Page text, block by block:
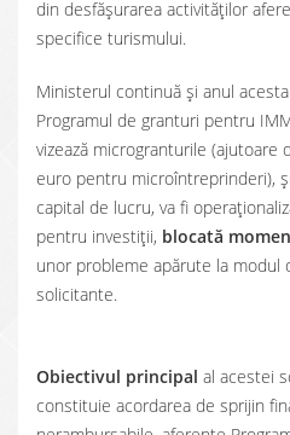
din desfășurarea activităților
specifice turismului.
Ministerul continuă și anul
Programul de granturi pentru
vizează microgranturile (ajutoare
euro pentru microîntreprinderi), și
capital de lucru, va fi
pentru investiții, blocată
unor probleme apărute la modul
solicitante.
Obiectivul principal al acestei
constituie acordarea de sprijin